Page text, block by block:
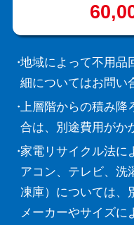
地域によって不用品
細についてはお問い
上層階からの積み降
合は、別途費用がか
家電リサイクル法に
アコン、テレビ、洗
凍庫）については、
メーカーやサイズに